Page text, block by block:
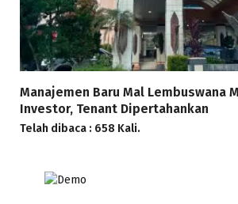
Manajemen Baru Mal Lembuswana
Investor, Tenant Dipertahankan
Telah dibaca : 658 Kali.